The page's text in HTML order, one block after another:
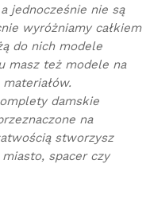
jednocześnie nie są
wyróżniamy całkiem
do nich modele
masz też modele na
damskie
na
stworzysz
spacer czy